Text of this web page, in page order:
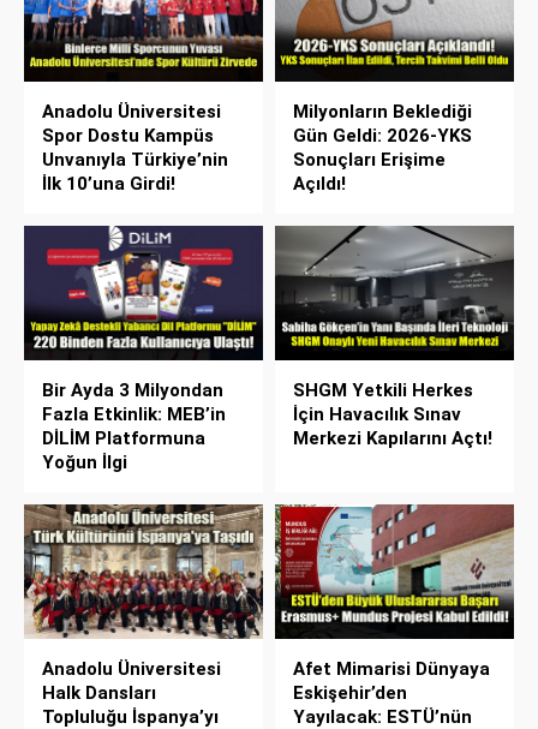
Anadolu Üniversitesi
Spor Dostu Kampüs
Unvanıyla Türkiye’nin
İlk 10’una Girdi!
Milyonların Beklediği
Gün Geldi: 2026-YKS
Sonuçları Erişime
Açıldı!
Bir Ayda 3 Milyondan
Fazla Etkinlik: MEB’in
DİLİM Platformuna
Yoğun İlgi
SHGM Yetkili Herkes
İçin Havacılık Sınav
Merkezi Kapılarını Açtı!
Anadolu Üniversitesi
Halk Dansları
Topluluğu İspanya’yı
Afet Mimarisi Dünyaya
Eskişehir’den
Yayılacak: ESTÜ’nün